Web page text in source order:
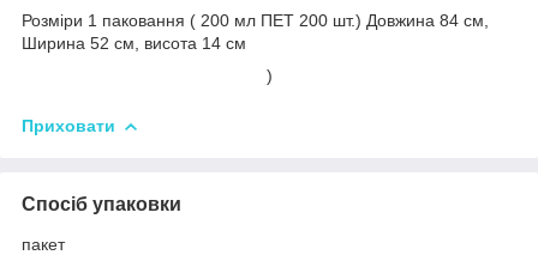
Розміри 1 паковання ( 200 мл ПЕТ 200 шт.) Довжина 84 см,
Ширина 52 см, висота 14 см
)
Приховати
Спосіб упаковки
пакет